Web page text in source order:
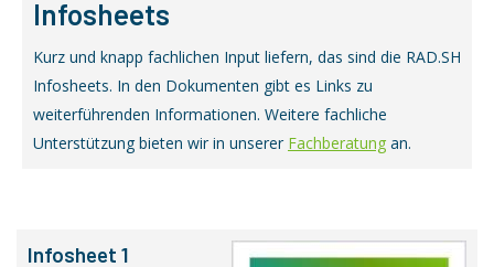
Infosheets
Kurz und knapp fachlichen Input liefern, das sind die RAD.SH
Infosheets. In den Dokumenten gibt es Links zu
weiterführenden Informationen. Weitere fachliche
Unterstützung bieten wir in unserer Fachberatung an.
Infosheet 1